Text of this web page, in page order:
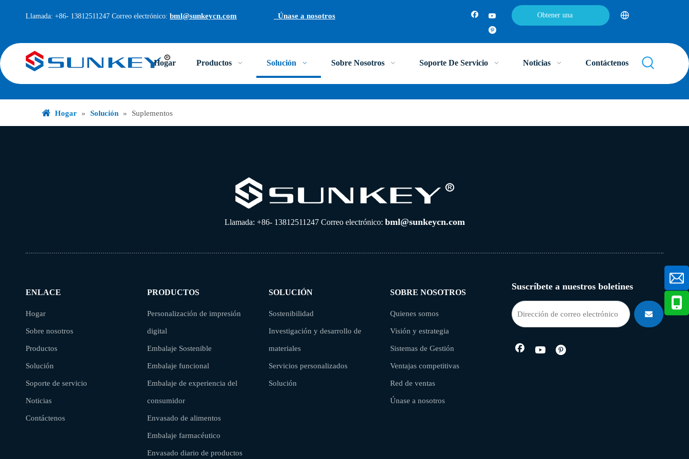
Llamada: +86- 13812511247 Correo electrónico: bml@sunkeycn.com Únase a nosotros Obtener una
Hogar Productos Solución Sobre Nosotros Soporte De Servicio Noticias Contáctenos
Hogar » Solución » Suplementos
Llamada: +86- 13812511247 Correo electrónico: bml@sunkeycn.com
ENLACE
Hogar
Sobre nosotros
Productos
Solución
Soporte de servicio
Noticias
Contáctenos
PRODUCTOS
Personalización de impresión
digital
Embalaje Sostenible
Embalaje funcional
Embalaje de experiencia del
consumidor
Envasado de alimentos
Embalaje farmacéutico
Envasado diario de productos
SOLUCIÓN
Sostenibilidad
Investigación y desarrollo de
materiales
Servicios personalizados
Solución
SOBRE NOSOTROS
Quienes somos
Visión y estrategia
Sistemas de Gestión
Ventajas competitivas
Red de ventas
Únase a nosotros
Suscríbete a nuestros boletines